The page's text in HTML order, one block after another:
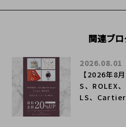
関連ブ
【2026年8
S、ROLEX
LS、Cartier
2026.08.01